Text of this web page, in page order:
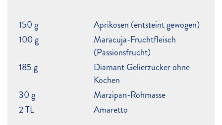
150 g
Aprikosen (entsteint gewogen)
100 g
Maracuja-Fruchtfleisch
(Passionsfrucht)
185 g
Diamant Gelierzucker ohne
Kochen
30 g
Marzipan-Rohmasse
2 TL
Amaretto